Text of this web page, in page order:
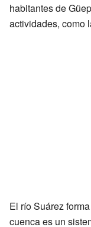
habitantes de
actividades, como
El río Suárez
cuenca es un